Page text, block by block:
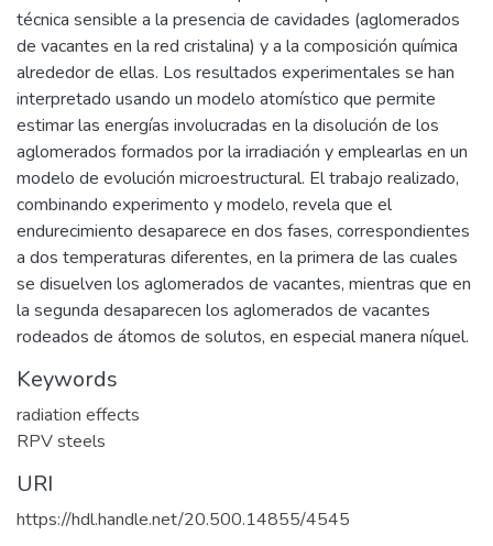
técnica sensible a la presencia de cavidades (aglomerados
de vacantes en la red cristalina) y a la composición química
alrededor de ellas. Los resultados experimentales se han
interpretado usando un modelo atomístico que permite
estimar las energías involucradas en la disolución de los
aglomerados formados por la irradiación y emplearlas en un
modelo de evolución microestructural. El trabajo realizado,
combinando experimento y modelo, revela que el
endurecimiento desaparece en dos fases, correspondientes
a dos temperaturas diferentes, en la primera de las cuales
se disuelven los aglomerados de vacantes, mientras que en
la segunda desaparecen los aglomerados de vacantes
rodeados de átomos de solutos, en especial manera níquel.
Keywords
radiation effects
RPV steels
URI
https://hdl.handle.net/20.500.14855/4545